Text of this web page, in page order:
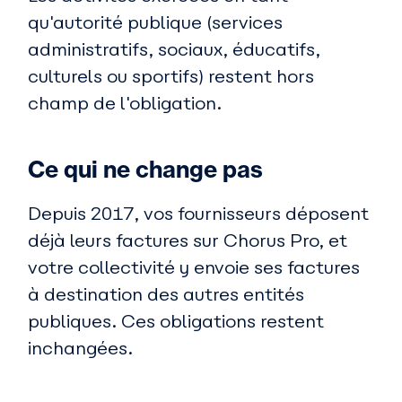
qu'autorité publique (services
administratifs, sociaux, éducatifs,
culturels ou sportifs) restent hors
champ de l'obligation.
Ce qui ne change pas
Depuis 2017, vos fournisseurs déposent
déjà leurs factures sur Chorus Pro, et
votre collectivité y envoie ses factures
à destination des autres entités
publiques. Ces obligations restent
inchangées.